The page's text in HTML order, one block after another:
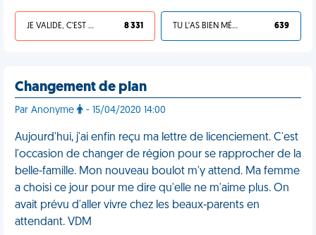
JE VALIDE, C'EST UNE VDM 8 331 TU L'AS BIEN MÉRITÉ 639
Changement de plan
Par Anonyme - 15/04/2020 14:00
Aujourd'hui, j'ai enfin reçu ma lettre de licenciement. C'est
l'occasion de changer de région pour se rapprocher de la
belle-famille. Mon nouveau boulot m'y attend. Ma femme
a choisi ce jour pour me dire qu'elle ne m'aime plus. On
avait prévu d'aller vivre chez les beaux-parents en
attendant. VDM